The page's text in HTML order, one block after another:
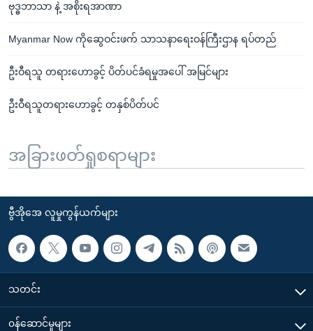
ဗုဒ္ဓဘာသာ နဲ့ အစိုးရအာဏာ
Myanmar Now ကိုဆွေဝင်းဖက် သာသနာရေးဝန်ကြီးဌာန ရပ်တည်
ဦးဝီရသူ တရားဟောခွင့် ပိတ်ပင်ခံရမှုအပေါ် အမြင်များ
ဦးဝီရသူတရားဟောခွင့် တနှစ်ပိတ်ပင်
အခြားဖတ်ရှုစရာများ
ဗွီအိုအေ လူမှုကွန်ယက်များ
သတင်း
၀န်ဆောင်မှုများ